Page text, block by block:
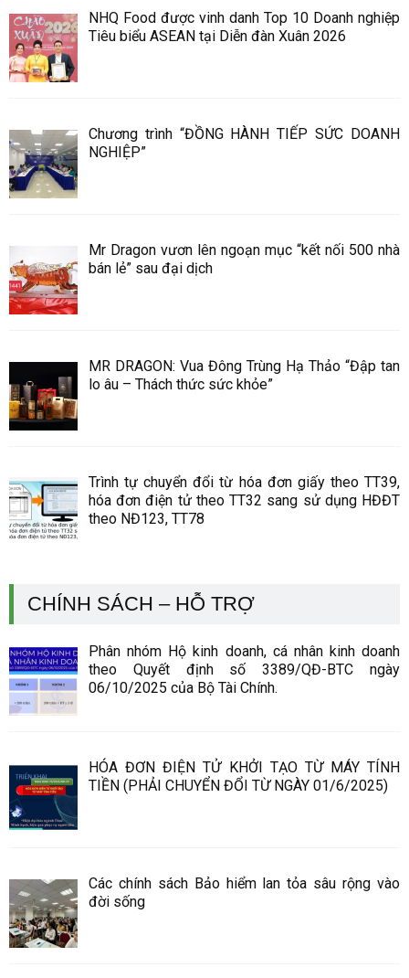
NHQ Food được vinh danh Top 10 Doanh nghiệp
Tiêu biểu ASEAN tại Diễn đàn Xuân 2026
Chương trình “ĐỒNG HÀNH TIẾP SỨC DOANH
NGHIỆP”
Mr Dragon vươn lên ngoạn mục “kết nối 500 nhà
bán lẻ” sau đại dịch
MR DRAGON: Vua Đông Trùng Hạ Thảo “Đập tan
lo âu – Thách thức sức khỏe”
Trình tự chuyển đổi từ hóa đơn giấy theo TT39,
hóa đơn điện tử theo TT32 sang sử dụng HĐĐT
theo NĐ123, TT78
CHÍNH SÁCH – HỖ TRỢ
Phân nhóm Hộ kinh doanh, cá nhân kinh doanh
theo Quyết định số 3389/QĐ-BTC ngày
06/10/2025 của Bộ Tài Chính.
HÓA ĐƠN ĐIỆN TỬ KHỞI TẠO TỪ MÁY TÍNH
TIỀN (PHẢI CHUYỂN ĐỔI TỪ NGÀY 01/6/2025)
Các chính sách Bảo hiểm lan tỏa sâu rộng vào
đời sống